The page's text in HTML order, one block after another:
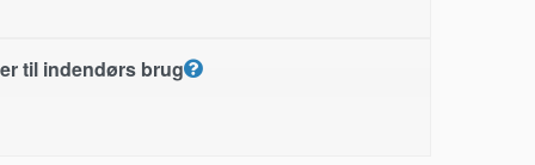
til indendørs brug